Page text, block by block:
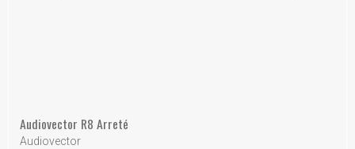
Audiovector R8 Arreté
Audiovector